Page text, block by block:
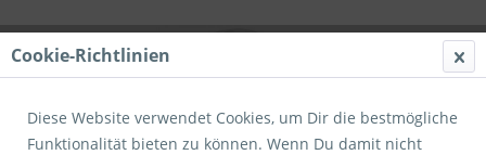
Cookie-Richtlinien
Diese Website verwendet Cookies, um Dir die bestmögliche
Funktionalität bieten zu können. Wenn Du damit nicht